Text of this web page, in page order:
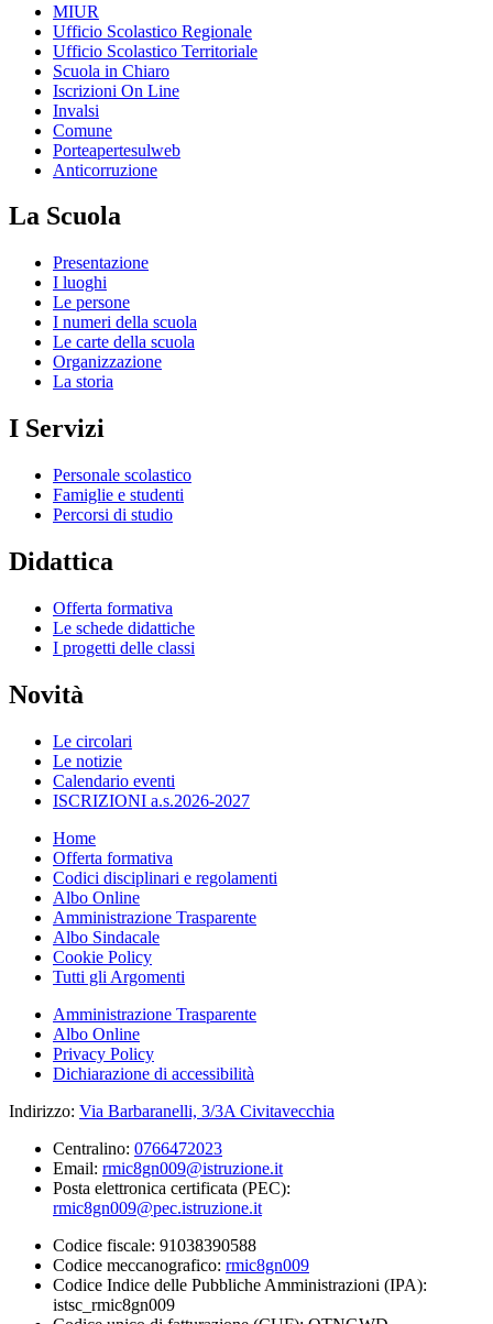
MIUR
Ufficio Scolastico Regionale
Ufficio Scolastico Territoriale
Scuola in Chiaro
Iscrizioni On Line
Invalsi
Comune
Porteapertesulweb
Anticorruzione
La Scuola
Presentazione
I luoghi
Le persone
I numeri della scuola
Le carte della scuola
Organizzazione
La storia
I Servizi
Personale scolastico
Famiglie e studenti
Percorsi di studio
Didattica
Offerta formativa
Le schede didattiche
I progetti delle classi
Novità
Le circolari
Le notizie
Calendario eventi
ISCRIZIONI a.s.2026-2027
Home
Offerta formativa
Codici disciplinari e regolamenti
Albo Online
Amministrazione Trasparente
Albo Sindacale
Cookie Policy
Tutti gli Argomenti
Amministrazione Trasparente
Albo Online
Privacy Policy
Dichiarazione di accessibilità
Indirizzo: Via Barbaranelli, 3/3A Civitavecchia
Centralino: 0766472023
Email: rmic8gn009@istruzione.it
Posta elettronica certificata (PEC):
rmic8gn009@pec.istruzione.it
Codice fiscale: 91038390588
Codice meccanografico: rmic8gn009
Codice Indice delle Pubbliche Amministrazioni (IPA):
istsc_rmic8gn009